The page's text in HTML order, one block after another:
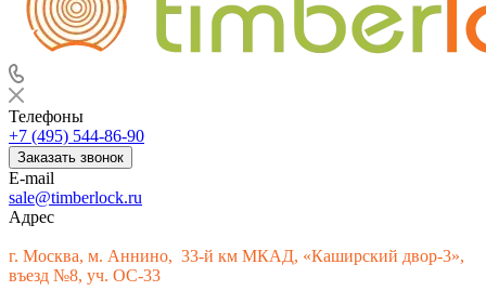
Телефоны
+7 (495) 544-86-90
Заказать звонок
E-mail
sale@timberlock.ru
Адрес
г. Москва, м. Аннино, 33-й км МКАД, «Каширский двор-3»,
въезд №8, уч. ОС-33